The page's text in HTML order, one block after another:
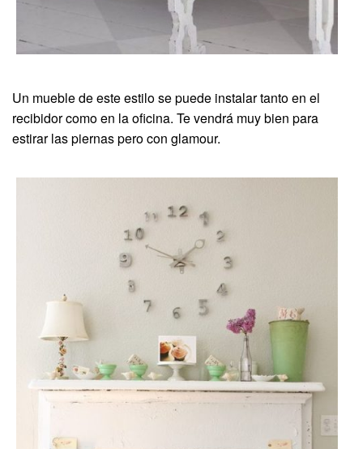
Un mueble de este estilo se puede instalar tanto en el
recibidor como en la oficina. Te vendrá muy bien para
estirar las piernas pero con glamour.